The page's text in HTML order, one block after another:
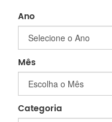
Ano
Mês
Categoria